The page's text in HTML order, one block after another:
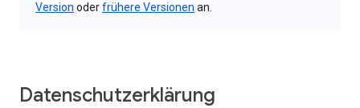
Version oderfrühere Versionen an.
Datenschutzerklärung